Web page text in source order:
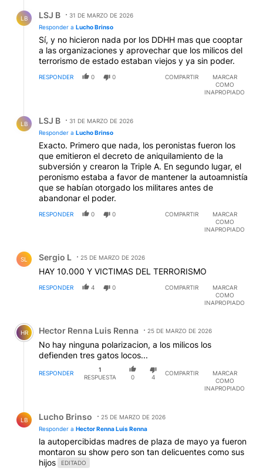
en 22.000. Cierto es que la intensidad del terrorismo
de Estado no fue igual a lo largo de los 7 años, pero
es evidente que los 8900 del Nunca Más se quedan
muy cortos frente a los 340 CCD también relevados
inicialmente en esa publicación. Los hechos
constatados no están sujetos a debate; y los
razonablemente inferidos a partir de la infraestructura
destinada a la represión deben ser descartados
tienen la condena de la historia.
LB LSJ B
31 DE MARZO DE 2026
Responder a Lucho Brinso
Sí, y no hicieron nada por los DDHH mas que cooptar
a las organizaciones y aprovechar que los milicos del
terrorismo de estado estaban viejos y ya sin poder.
RESPONDER 0 0 COMPARTIR
MARCAR
COMO
INAPROPIADO
LB LSJ B
31 DE MARZO DE 2026
Responder a Lucho Brinso
Exacto. Primero que nada, los peronistas fueron los
que emitieron el decreto de aniquilamiento de la
subversión y crearon la Triple A. En segundo lugar, el
peronismo estaba a favor de mantener la autoamnistía
que se habían otorgado los militares antes de
abandonar el poder.
RESPONDER 0 0 COMPARTIR
MARCAR
COMO
INAPROPIADO
SL Sergio L 25 DE MARZO DE 2026
HAY 10.000 Y VICTIMAS DEL TERRORISMO
RESPONDER 4 0 COMPARTIR
MARCAR
COMO
INAPROPIADO
Comentario de Hector Renna Luis Renna.
HR Hector Renna Luis Renna 25 DE MARZO DE 2026
No hay ninguna polarizacion, a los milicos los
defienden tres gatos locos...
RESPONDER
1
RESPUESTA
0 4
COMPARTIR
MARCAR
COMO
INAPROPIADO
LB Lucho Brinso
25 DE MARZO DE 2026
Responder a Hector Renna Luis Renna
la autopercibidas madres de plaza de mayo ya fueron
montaron su show pero son tan delicuentes como sus
hijos
EDITADO